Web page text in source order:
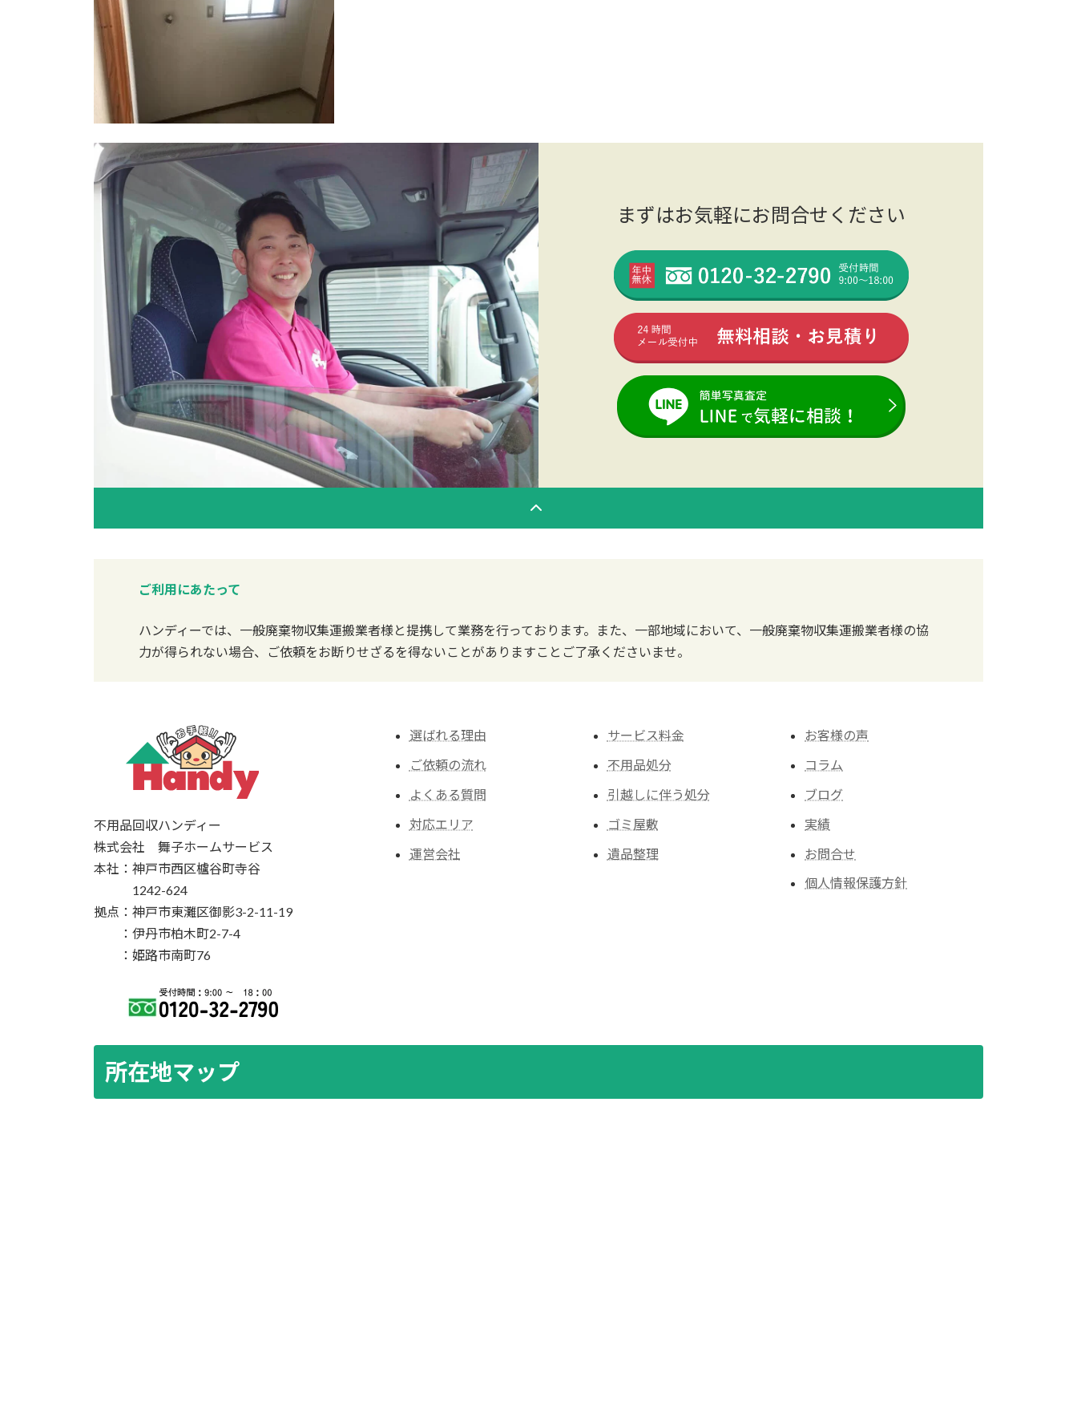
まずはお気軽にお問合せください
ご利用にあたって
ハンディーでは、一般廃棄物収集運搬業者様と提携して業務を行っております。また、一部地域において、一般廃棄物収集運搬業者様の協
力が得られない場合、ご依頼をお断りせざるを得ないことがありますことご了承くださいませ。
不用品回収ハンディー
株式会社 舞子ホームサービス
本社：神戸市西区櫨谷町寺谷
1242-624
拠点：神戸市東灘区御影3-2-11-19
：伊丹市柏木町2-7-4
：姫路市南町76
選ばれる理由
ご依頼の流れ
よくある質問
対応エリア
運営会社
サービス料金
不用品処分
引越しに伴う処分
ゴミ屋敷
遺品整理
お客様の声
コラム
ブログ
実績
お問合せ
個人情報保護方針
所在地マップ